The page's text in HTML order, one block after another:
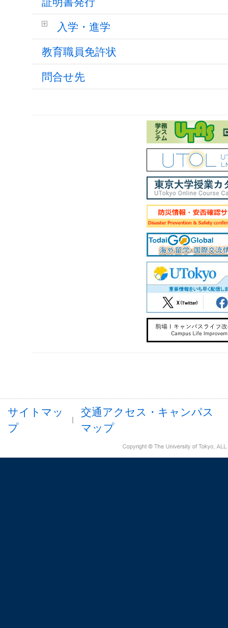
入学・進学
教育職員免許状
問合せ先
サイトマッ
プ
交通アクセス・キャンパス
マップ